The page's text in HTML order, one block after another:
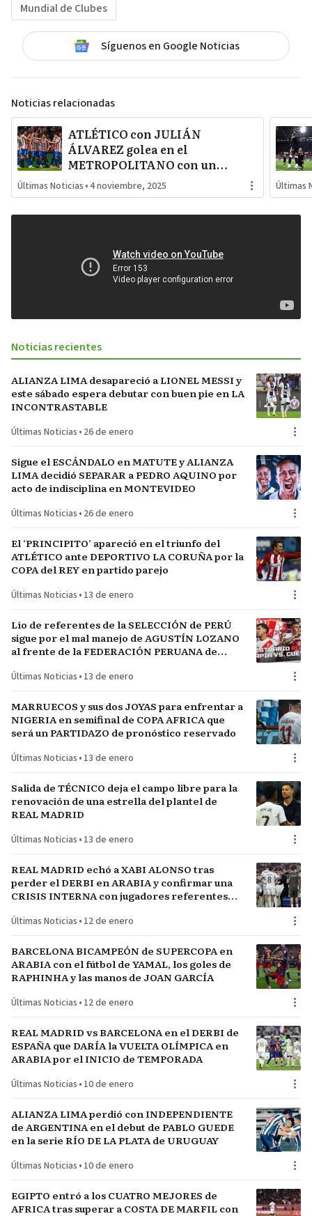
Mundial de Clubes
Síguenos en Google Noticias
Noticias relacionadas
ATLÉTICO con JULIÁN
ÁLVAREZ golea en el
METROPOLITANO con un
FÚTBOL PRÁCTICO y
CONTUNDENTE
Últimas Noticias •4 noviembre, 2025 Últimas
Noticias recientes
ALIANZA LIMA desapareció a LIONEL MESSI y
este sábado espera debutar con buen pie en LA
INCONTRASTABLE
Últimas Noticias • 26 de enero
Sigue el ESCÁNDALO en MATUTE y ALIANZA
LIMA decidió SEPARAR a PEDRO AQUINO por
acto de indisciplina en MONTEVIDEO
Últimas Noticias • 26 de enero
El ‘PRINCIPITO’ apareció en el triunfo del
ATLÉTICO ante DEPORTIVO LA CORUÑA por la
COPA del REY en partido parejo
Últimas Noticias • 13 de enero
Lío de referentes de la SELECCIÓN de PERÚ
sigue por el mal manejo de AGUSTÍN LOZANO
al frente de la FEDERACIÓN PERUANA de
Últimas Noticias • 13 de enero
MARRUECOS y sus dos JOYAS para enfrentar a
NIGERIA en semifinal de COPA AFRICA que
será un PARTIDAZO de pronóstico reservado
Últimas Noticias • 13 de enero
Salida de TÉCNICO deja el campo libre para la
renovación de una estrella del plantel de
REAL MADRID
Últimas Noticias • 13 de enero
REAL MADRID echó a XABI ALONSO tras
perder el DERBI en ARABIA y confirmar una
CRISIS INTERNA con jugadores referentes
Últimas Noticias • 12 de enero
BARCELONA BICAMPEÓN de SUPERCOPA en
ARABIA con el fútbol de YAMAL, los goles de
RAPHINHA y las manos de JOAN GARCÍA
Últimas Noticias • 12 de enero
REAL MADRID vs BARCELONA en el DERBI de
ESPAÑA que DARÍA la VUELTA OLÍMPICA en
ARABIA por el INICIO de TEMPORADA
Últimas Noticias • 10 de enero
ALIANZA LIMA perdió con INDEPENDIENTE
de ARGENTINA en el debut de PABLO GUEDE
en la serie RÍO DE LA PLATA de URUGUAY
Últimas Noticias • 10 de enero
EGIPTO entró a los CUATRO MEJORES de
AFRICA tras superar a COSTA DE MARFIL con